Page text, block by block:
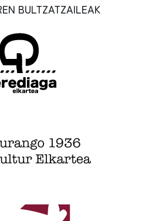
BULTZATZAILEAK